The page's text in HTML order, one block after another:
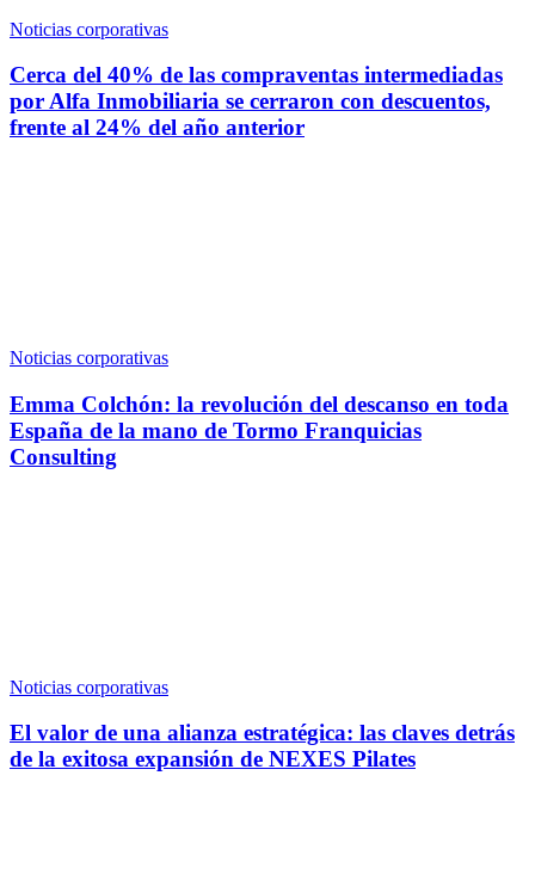
Noticias corporativas
Cerca del 40% de las compraventas intermediadas
por Alfa Inmobiliaria se cerraron con descuentos,
frente al 24% del año anterior
Noticias corporativas
Emma Colchón: la revolución del descanso en toda
España de la mano de Tormo Franquicias
Consulting
Noticias corporativas
El valor de una alianza estratégica: las claves detrás
de la exitosa expansión de NEXES Pilates